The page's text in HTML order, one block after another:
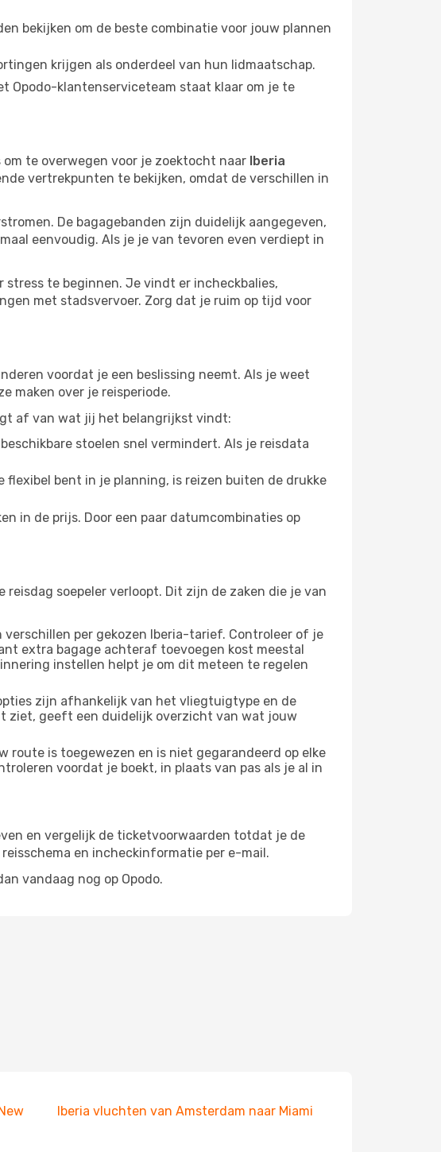
bekijken om de beste combinatie voor jouw plannen
krijgen als onderdeel van hun lidmaatschap.
Opodo-klantenserviceteam staat klaar om je te
te overwegen voor je zoektocht naar Iberia
vertrekpunten te bekijken, omdat de verschillen in
De bagagebanden zijn duidelijk aangegeven,
eenvoudig. Als je je van tevoren even verdiept in
te beginnen. Je vindt er incheckbalies,
met stadsvervoer. Zorg dat je ruim op tijd voor
voordat je een beslissing neemt. Als je weet
maken over je reisperiode.
af van wat jij het belangrijkst vindt:
stoelen snel vermindert. Als je reisdata
bent in je planning, is reizen buiten de drukke
in de prijs. Door een paar datumcombinaties op
soepeler verloopt. Dit zijn de zaken die je van
verschillen per gekozen Iberia-tarief. Controleer of je
extra bagage achteraf toevoegen kost meestal
instellen helpt je om dit meteen te regelen
zijn afhankelijk van het vliegtuigtype en de
ziet, geeft een duidelijk overzicht van wat jouw
route is toegewezen en is niet gegarandeerd op elke
voordat je boekt, in plaats van pas als je al in
en vergelijk de ticketvoorwaarden totdat je de
en incheckinformatie per e-mail.
vandaag nog op Opodo.
Iberia vluchten van Amsterdam naar Miami